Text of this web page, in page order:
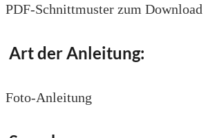
PDF-Schnittmuster zum Download
Art der Anleitung:
Foto-Anleitung